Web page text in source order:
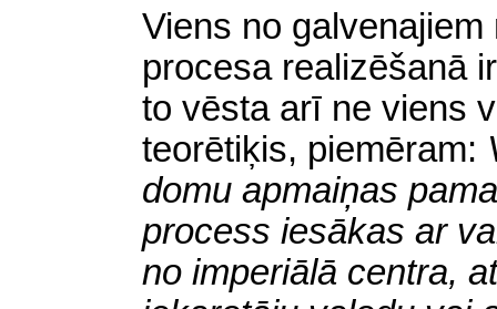
Viens no
procesa realizēšanā
to vēsta arī ne viens
teorētiķis, piemēram:
domu apmaiņas
process iesākas ar
no imperiālā centra,